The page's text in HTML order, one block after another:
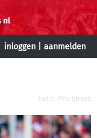
inloggen aanmelden
Foto: Pro Shots